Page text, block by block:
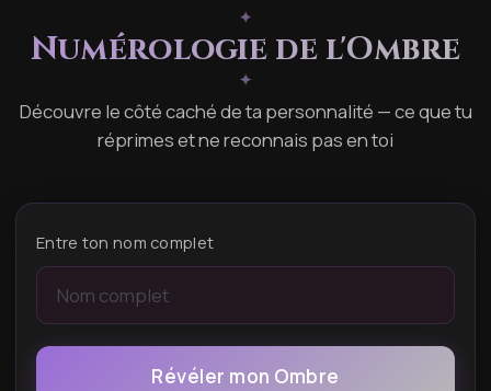
✦
Numérologie de l'Ombre
✦
Découvre le côté caché de ta personnalité — ce que tu
réprimes et ne reconnais pas en toi
Entre ton nom complet
Révéler mon Ombre